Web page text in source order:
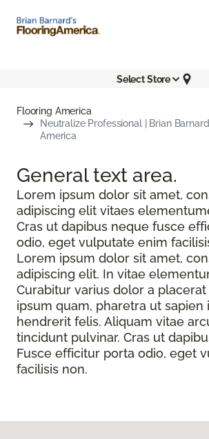
Select Store
Flooring America
Neutralize Professional | Brian
America
General text area.
Lorem ipsum dolor sit amet,
adipiscing elit vitaes
Cras ut dapibus neque fusce
odio, eget vulputate enim
Lorem ipsum dolor sit amet,
adipiscing elit. In vitae
Curabitur varius dolor a placerat
ipsum quam, pharetra ut sapien
hendrerit felis. Aliquam vitae
tincidunt pulvinar. Cras ut
Fusce efficitur porta odio, eget
facilisis non.